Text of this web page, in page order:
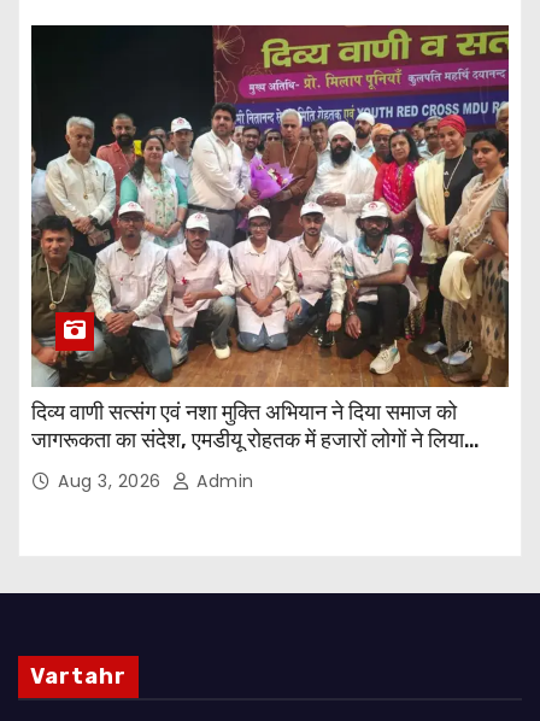
दिव्य वाणी सत्संग एवं नशा मुक्ति अभियान ने दिया समाज को
जागरूकता का संदेश, एमडीयू रोहतक में हजारों लोगों ने लिया
संकल्पAug 3, 2026 Admin
Vartahr